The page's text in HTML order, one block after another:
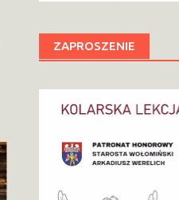
ZAPROSZENIE